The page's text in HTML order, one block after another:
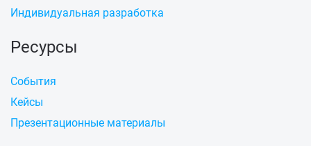
Индивидуальная разработка
Ресурсы
События
Кейсы
Презентационные материалы